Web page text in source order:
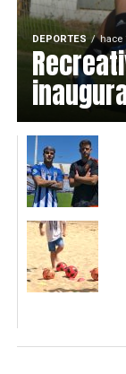
DEPORTES hace